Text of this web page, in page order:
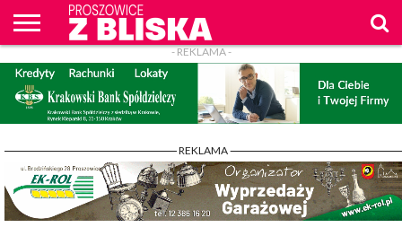
O
NAS
WIADOMOŚCI
ZAPYTAM
WPROST
CENNIK
REKLAM
PROSZOWICE
Z BLISKA
KONTAKT
- REKLAMA -
- REKLAMA -